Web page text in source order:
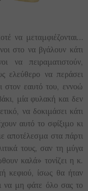
να μεταμφιέζονται…
στο να βγάλουν κάτι
να πειραματιστούν,
ελεύθερο να περάσει
στον εαυτό του, εννοώ
μία φυλακή και δεν
να δοκιμάσει κάτι
αυτό το σφίξιμο κι
αποτέλεσμα στα πάρτι
τους, σαν τη μύγα
καλά» τονίζει η κ.
κεφιού, ίσως θα ήταν
να μη φάτε όλο σας το